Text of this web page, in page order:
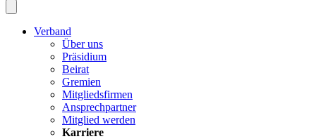
Verband
Über uns
Präsidium
Beirat
Gremien
Mitgliedsfirmen
Ansprechpartner
Mitglied werden
Karriere